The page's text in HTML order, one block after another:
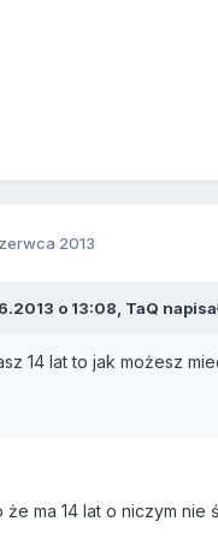
2013
o 13:08, TaQ
14 lat to jak możesz
ma 14 lat o niczym nie